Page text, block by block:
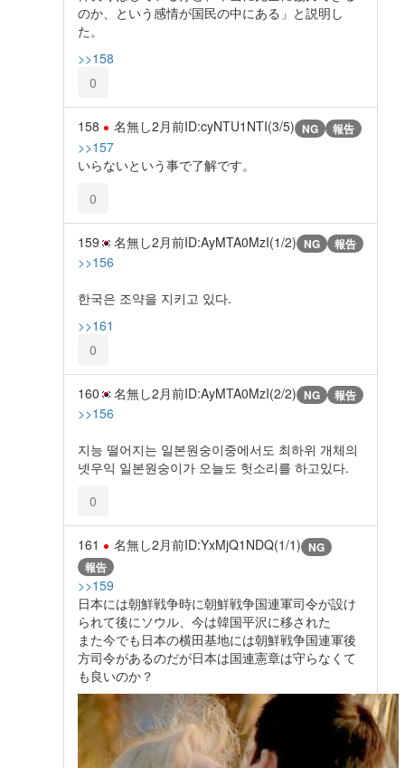
のか、という感情が国民の中にある」と説明し
た。
>>158
0
158 名無し2月前ID:cyNTU1NTI(3/5) NG 報告
>>157
いらないという事で了解です。
0
159 名無し2月前ID:AyMTA0MzI(1/2) NG 報告
>>156
한국은 조약을 지키고 있다.
>>161
0
160 名無し2月前ID:AyMTA0MzI(2/2) NG 報告
>>156
지능 떨어지는 일본원숭이중에서도 최하위 개체의
넷우익 일본원숭이가 오늘도 헛소리를 하고있다.
0
161 名無し2月前ID:YxMjQ1NDQ(1/1) NG
報告
>>159
日本には朝鮮戦争時に朝鮮戦争国連軍司令が設け
られて後にソウル、今は韓国平沢に移された
また今でも日本の横田基地には朝鮮戦争国連軍後
方司令があるのだが日本は国連憲章は守らなくて
も良いのか？